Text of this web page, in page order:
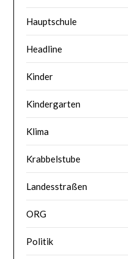
Hauptschule
Headline
Kinder
Kindergarten
Klima
Krabbelstube
Landesstraßen
ORG
Politik